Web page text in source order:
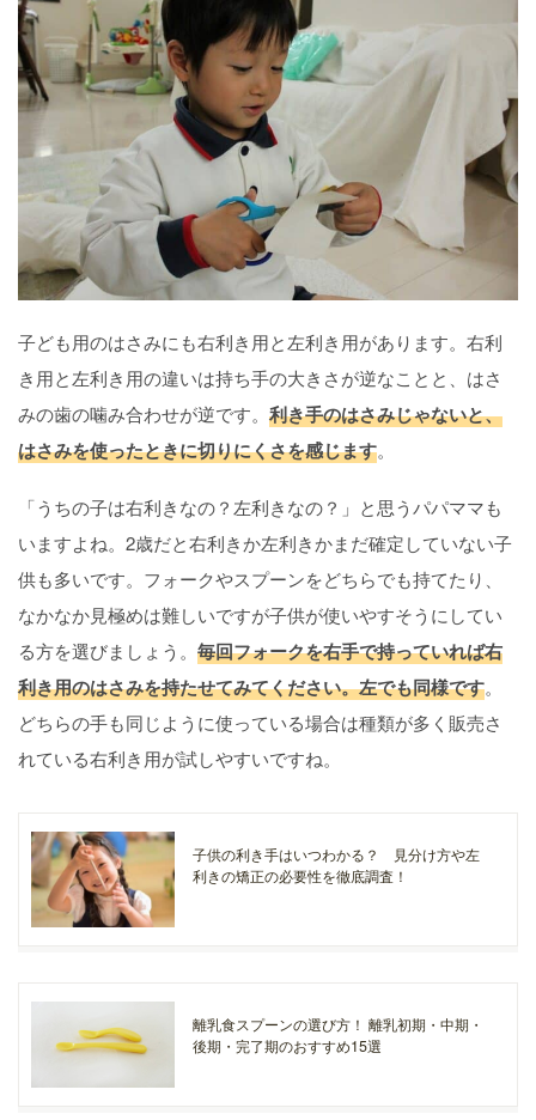
子ども用のはさみにも右利き用と左利き用があります。右利
き用と左利き用の違いは持ち手の大きさが逆なことと、はさ
みの歯の噛み合わせが逆です。 利き手のはさみじゃないと、
はさみを使ったときに切りにくさを感じます。
「うちの子は右利きなの？左利きなの？」と思うパパママも
いますよね。2歳だと右利きか左利きかまだ確定していない子
供も多いです。フォークやスプーンをどちらでも持てたり、
なかなか見極めは難しいですが子供が使いやすそうにしてい
る方を選びましょう。 毎回フォークを右手で持っていれば右
利き用のはさみを持たせてみてください。左でも同様です。
どちらの手も同じように使っている場合は種類が多く販売さ
れている右利き用が試しやすいですね。
子供の利き手はいつわかる？ 見分け方や左
利きの矯正の必要性を徹底調査！
離乳食スプーンの選び方！ 離乳初期・中期・
後期・完了期のおすすめ15選